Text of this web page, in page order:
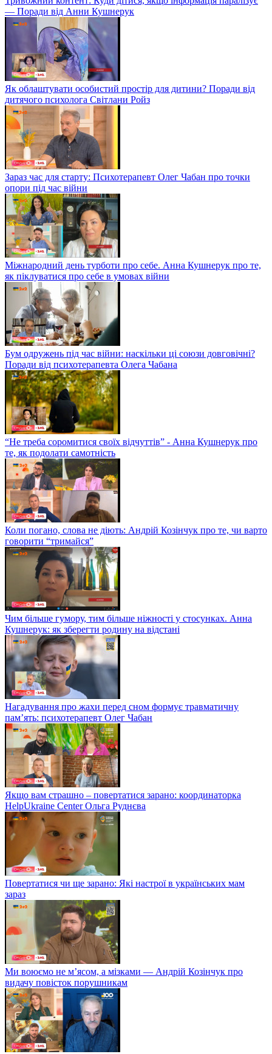
— Поради від Анни Кушнерук
Як облаштувати особистий простір для дитини? Поради від
дитячого психолога Світлани Ройз
Зараз час для старту: Психотерапевт Олег Чабан про точки
опори під час війни
Міжнародний день турботи про себе. Анна Кушнерук про те,
як піклуватися про себе в умовах війни
Бум одружень під час війни: наскільки ці союзи довговічні?
Поради від психотерапевта Олега Чабана
“Не треба соромитися своїх відчуттів” - Анна Кушнерук про
те, як подолати самотність
Коли погано, слова не діють: Андрій Козінчук про те, чи варто
говорити “тримайся”
Чим більше гумору, тим більше ніжності у стосунках. Анна
Кушнерук: як зберегти родину на відстані
Нагадування про жахи перед сном формує травматичну
пам’ять: психотерапевт Олег Чабан
Якщо вам страшно – повертатися зарано: координаторка
HelpUkraine Center Ольга Руднєва
Повертатися чи ще зарано: Які настрої в українських мам
зараз
Ми воюємо не м’ясом, а мізками — Андрій Козінчук про
видачу повісток порушникам